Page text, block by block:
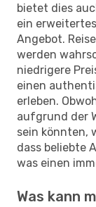
bietet dies
ein
Angebot.
werden
niedrigere
einen
erleben.
aufgrund der
sein könnten,
dass beliebte
was einen
Was kann